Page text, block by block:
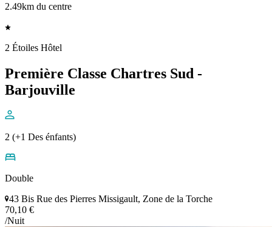
2.49km du centre
2 Étoiles Hôtel
Première Classe Chartres Sud -
Barjouville
2 (+1 Des énfants)
Double
43 Bis Rue des Pierres Missigault, Zone de la Torche
70,10 €
/Nuit